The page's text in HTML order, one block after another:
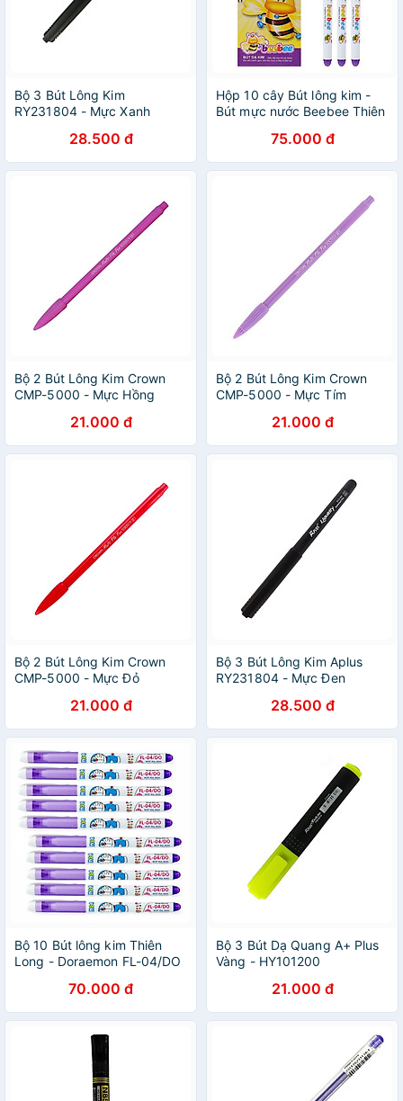
Bộ 3 Bút Lông Kim
RY231804 - Mực Xanh
28.500 đ
Hộp 10 cây Bút lông kim -
Bút mực nước Beebee Thiên
75.000 đ
Bộ 2 Bút Lông Kim Crown
CMP-5000 - Mực Hồng
21.000 đ
Bộ 2 Bút Lông Kim Crown
CMP-5000 - Mực Tím
21.000 đ
Bộ 2 Bút Lông Kim Crown
CMP-5000 - Mực Đỏ
21.000 đ
Bộ 3 Bút Lông Kim Aplus
RY231804 - Mực Đen
28.500 đ
Bộ 10 Bút lông kim Thiên
Long - Doraemon FL-04/DO
70.000 đ
Bộ 3 Bút Dạ Quang A+ Plus
Vàng - HY101200
21.000 đ